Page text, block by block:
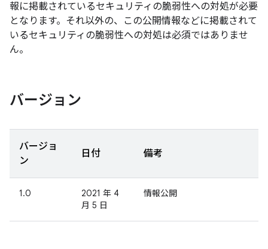
報に掲載されているセキュリティの脆弱性への対処が必要
となります。それ以外の、この公開情報などに掲載されて
いるセキュリティの脆弱性への対処は必須ではありませ
ん。
バージョン
バージョ
ン
日付 備考
1.0
2021 年 4
月 5 日
情報公開